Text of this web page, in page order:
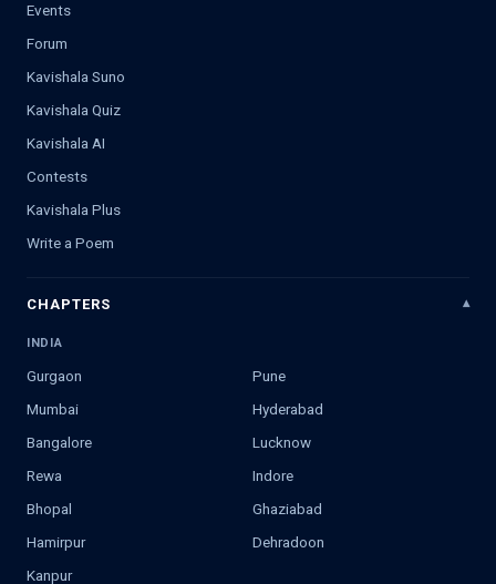
Events
Forum
Kavishala Suno
Kavishala Quiz
Kavishala AI
Contests
Kavishala Plus
Write a Poem
CHAPTERS
INDIA
Gurgaon
Pune
Mumbai
Hyderabad
Bangalore
Lucknow
Rewa
Indore
Bhopal
Ghaziabad
Hamirpur
Dehradoon
Kanpur